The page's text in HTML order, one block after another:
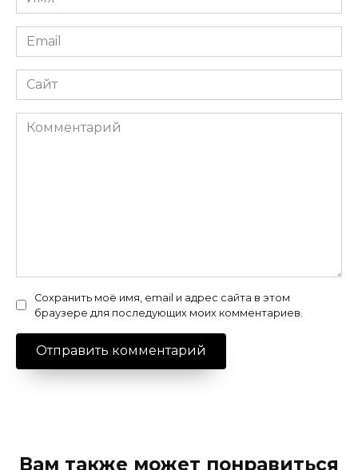
*
Email
*
Сайт
Комментарий
Сохранить моё имя, email и адрес сайта в этом
браузере для последующих моих комментариев.
Вам также может понравиться